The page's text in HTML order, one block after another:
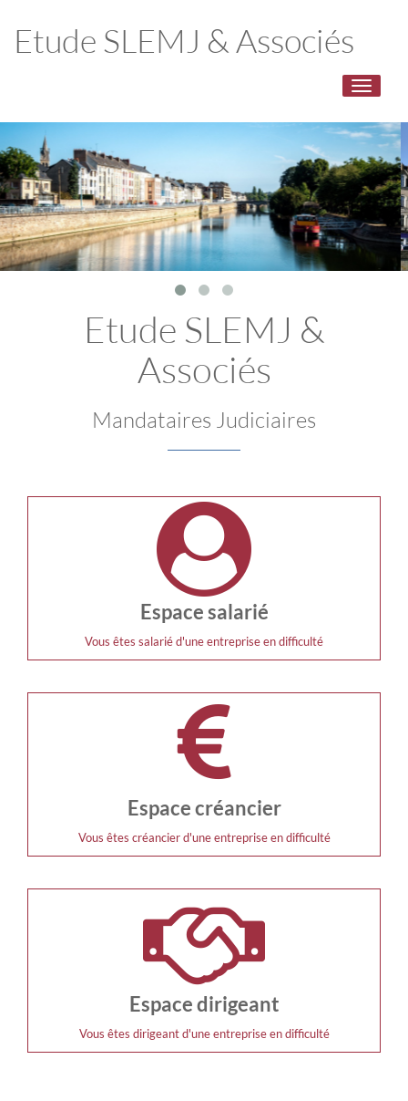
Etude SLEMJ & Associés
Toggle
Etude SLEMJ &
Associés
Mandataires Judiciaires
Espace salarié
Vous êtes salarié d'une entreprise en difficulté
Espace créancier
Vous êtes créancier d'une entreprise en difficulté
Espace dirigeant
Vous êtes dirigeant d'une entreprise en difficulté